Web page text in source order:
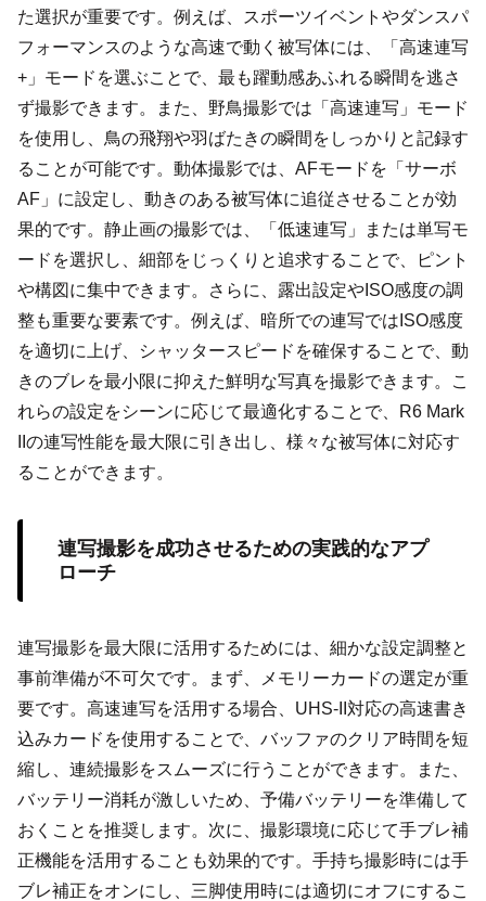
た選択が重要です。例えば、スポーツイベントやダンスパ
フォーマンスのような高速で動く被写体には、「高速連写
+」モードを選ぶことで、最も躍動感あふれる瞬間を逃さ
ず撮影できます。また、野鳥撮影では「高速連写」モード
を使用し、鳥の飛翔や羽ばたきの瞬間をしっかりと記録す
ることが可能です。動体撮影では、AFモードを「サーボ
AF」に設定し、動きのある被写体に追従させることが効
果的です。静止画の撮影では、「低速連写」または単写モ
ードを選択し、細部をじっくりと追求することで、ピント
や構図に集中できます。さらに、露出設定やISO感度の調
整も重要な要素です。例えば、暗所での連写ではISO感度
を適切に上げ、シャッタースピードを確保することで、動
きのブレを最小限に抑えた鮮明な写真を撮影できます。こ
れらの設定をシーンに応じて最適化することで、R6 Mark
IIの連写性能を最大限に引き出し、様々な被写体に対応す
ることができます。
連写撮影を成功させるための実践的なアプ
ローチ
連写撮影を最大限に活用するためには、細かな設定調整と
事前準備が不可欠です。まず、メモリーカードの選定が重
要です。高速連写を活用する場合、UHS-II対応の高速書き
込みカードを使用することで、バッファのクリア時間を短
縮し、連続撮影をスムーズに行うことができます。また、
バッテリー消耗が激しいため、予備バッテリーを準備して
おくことを推奨します。次に、撮影環境に応じて手ブレ補
正機能を活用することも効果的です。手持ち撮影時には手
ブレ補正をオンにし、三脚使用時には適切にオフにするこ